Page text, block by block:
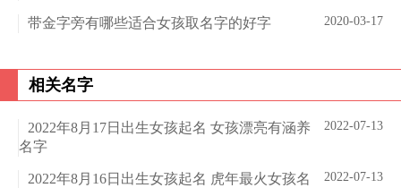
2020-03-17
带金字旁有哪些适合女孩取名字的好字
相关名字
2022-07-13
2022年8月17日出生女孩起名 女孩漂亮有涵养
名字
2022-07-13
2022年8月16日出生女孩起名 虎年最火女孩名